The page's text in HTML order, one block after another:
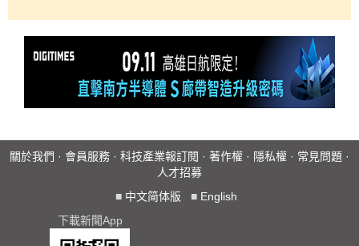
關於我們 · 會員服務 · 科技產業報訂閱 · 著作權 · 隱私權 · 常見問題 ·
人才招募
■ 中文简体版 ■ English
下載新聞App